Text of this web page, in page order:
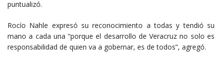
puntualizó.
Rocío Nahle expresó su reconocimiento a todas y tendió su
mano a cada una “porque el desarrollo de Veracruz no solo es
responsabilidad de quien va a gobernar, es de todos”, agregó.